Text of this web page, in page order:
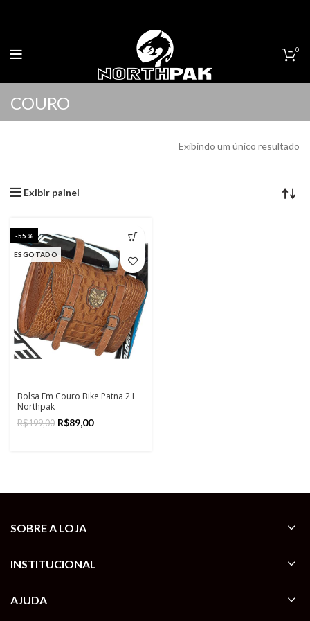
0
COURO
Exibindo um único resultado
Exibir painel
-55%
ESGOTADO
Bolsa Em Couro Bike Patna 2 L
Northpak
R$199,00 R$89,00
SOBRE A LOJA
INSTITUCIONAL
AJUDA